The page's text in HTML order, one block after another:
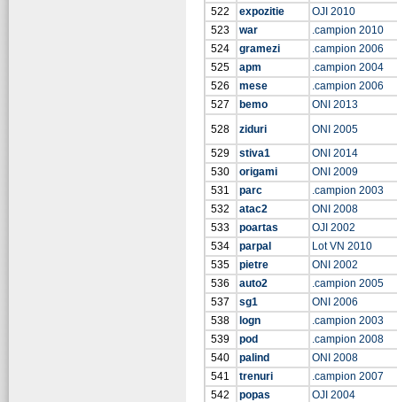
522
expozitie
OJI 2010
523
war
.campion 2010
524
gramezi
.campion 2006
525
apm
.campion 2004
526
mese
.campion 2006
527
bemo
ONI 2013
528
ziduri
ONI 2005
529
stiva1
ONI 2014
530
origami
ONI 2009
531
parc
.campion 2003
532
atac2
ONI 2008
533
poartas
OJI 2002
534
parpal
Lot VN 2010
535
pietre
ONI 2002
536
auto2
.campion 2005
537
sg1
ONI 2006
538
logn
.campion 2003
539
pod
.campion 2008
540
palind
ONI 2008
541
trenuri
.campion 2007
542
popas
OJI 2004